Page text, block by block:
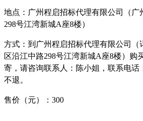
地点：广州程启招标代理有限公司（广
298号江湾新城A座8楼）
方式：到广州程启招标代理有限公司（
区沿江中路298号江湾新城A座8楼）购
寄，请咨询联系人：陈小姐，联系电话
不退。
售价（元）： 300